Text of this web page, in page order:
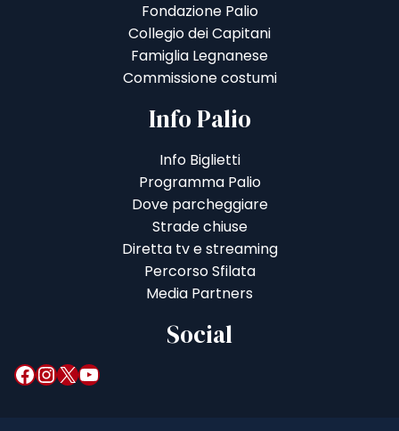
Fondazione Palio
Collegio dei Capitani
Famiglia Legnanese
Commissione costumi
Info Palio
Info Biglietti
Programma Palio
Dove parcheggiare
Strade chiuse
Diretta tv e streaming
Percorso Sfilata
Media Partners
Social
Facebook InstagramX YouTube